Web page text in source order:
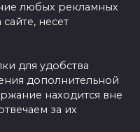
любых рекламных
несет
для удобства
дополнительной
находится вне
за их